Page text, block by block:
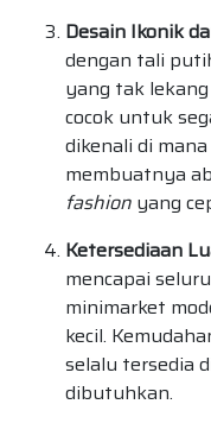
Desain Ikonik
dengan tali
yang tak
cocok untuk
dikenali di
membuatnya
fashion yang
Ketersediaan
mencapai
minimarket
kecil.
selalu tersedia
dibutuhkan.